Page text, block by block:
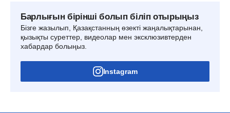
Барлығын бірінші болып біліп отырыңыз
Бізге жазылып, Қазақстанның өзекті жаңалықтарынан,
қызықты суреттер, видеолар мен эксклюзивтерден
хабардар болыңыз.
Instagram